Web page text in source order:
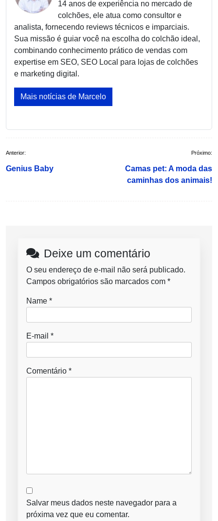
14 anos de experiência no mercado de
colchões, ele atua como consultor e
analista, fornecendo reviews técnicos e imparciais.
Sua missão é guiar você na escolha do colchão ideal,
combinando conhecimento prático de vendas com
expertise em SEO, SEO Local para lojas de colchões
e marketing digital.
Mais notícias de Marcelo
Navegação
de
Anterior:
Genius Baby
Próximo:
Camas pet: A moda das
caminhas dos animais!
Deixe um comentário
O seu endereço de e-mail não será publicado.
Campos obrigatórios são marcados com *
Name *
E-mail *
Comentário *
Salvar meus dados neste navegador para a
próxima vez que eu comentar.